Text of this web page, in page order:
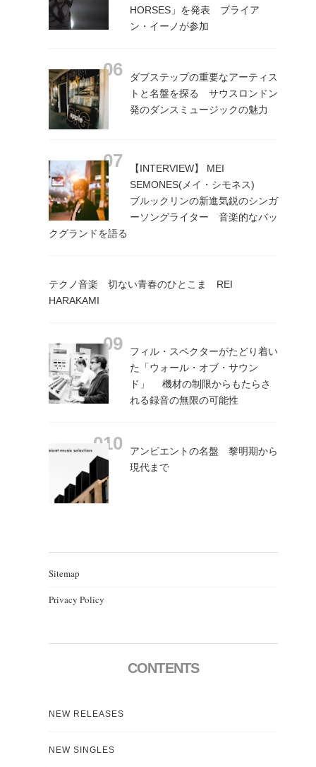
HORSES」を発表 ブライア
ン・イーノが参加
ダブステップの重要なアーティス
トと名盤を探る サウスロンドン
発のダンスミュージックの魅力
【INTERVIEW】 MEI
SEMONES(メイ・シモネス)
ブルックリンの新進気鋭のシンガ
ーソングライター 音楽的なバッ
クグランドを語る
テクノ音楽 切ない青春のひとこま REI
HARAKAMI
フィル・スペクターがたどり着い
た「ウォール・オブ・サウン
ド」 機材の制限からもたらさ
れる録音の無限の可能性
アンビエントの名盤 黎明期から
現代まで
Sitemap
Privacy Policy
CONTENTS
NEW RELEASES
NEW SINGLES